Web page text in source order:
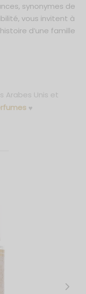
synonymes de
vous invitent à
d’une famille
Arabes Unis et
♥